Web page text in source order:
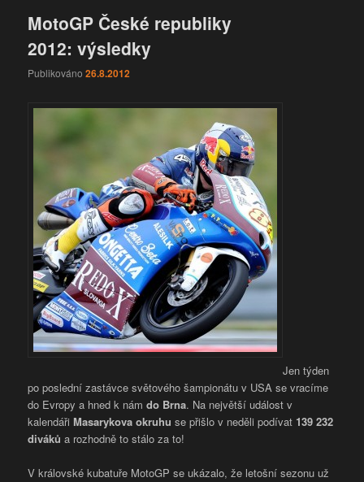
MotoGP České republiky
2012: výsledky
Publikováno26.8.2012
Jen týden
po poslední zastávce světového šampionátu v USA se vracíme
do Evropy a hned k námdo Brna. Na největší událost v
kalendářiMasarykova okruhu se přišlo v neděli podívat 139 232
diváků a rozhodně to stálo za to!
V královské kubatuře MotoGP se ukázalo, že letošní sezonu už